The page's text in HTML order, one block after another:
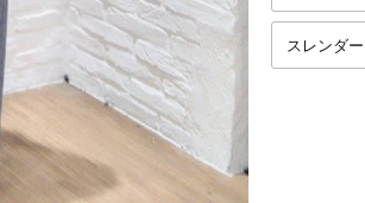
スレンダー